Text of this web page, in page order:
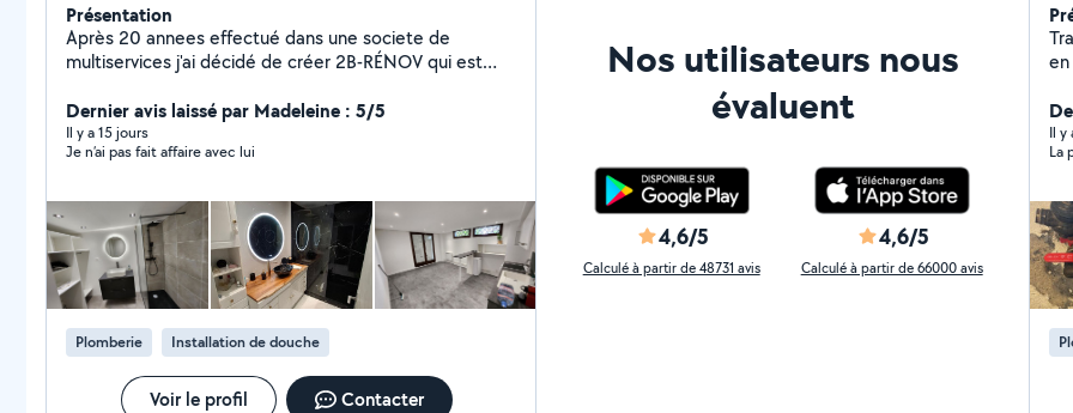
Présentation
Après 20 annees effectué dans une societe de
multiservices j'ai décidé de créer 2B-RÉNOV qui est
carrelage, peinture, plomberie, électricité (prise,
interrupteur, luminaire), pose de sol, création de salle
de bain, de cuisine et décorations. Instagram:
Dernier avis laissé par Madeleine : 5/5
Il y a 15 jours
Je n’ai pas fait affaire avec lui
Plomberie Installation de douche
Voir le profil Contacter
Nos utilisateurs nous
évaluent
4,6/5
Calculé à partir de 48731 avis
4,6/5
Calculé à partir de 66000 avis
en 2004 )(
radiateur
porte (peinture
dans
Il y
La